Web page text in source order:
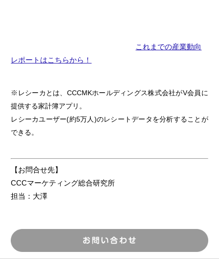
これまでの産業動向
レポートはこちらから！
※レシーカとは、CCCMKホールディングス株式会社がV会員に
提供する家計簿アプリ。
レシーカユーザー(約5万人)のレシートデータを分析することが
できる。
【お問合せ先】
CCCマーケティング総合研究所
担当：大澤